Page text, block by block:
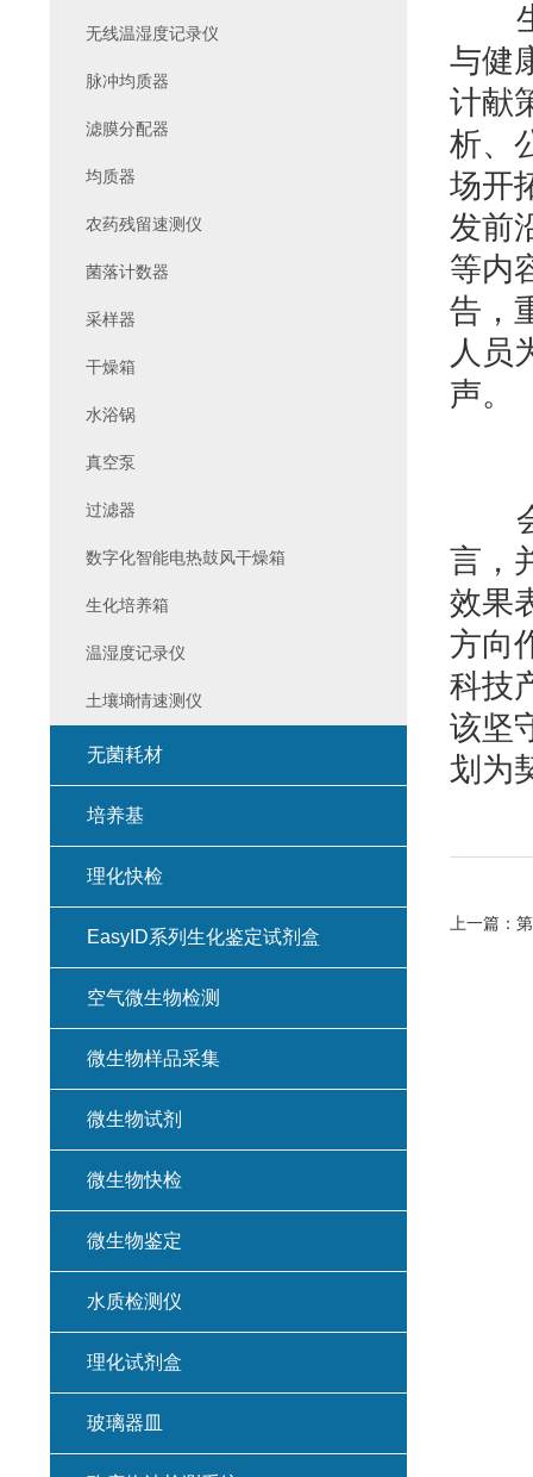
生
与健
计献
析、
场开
发前
等内
告，
人员
声。
会
言，
效果
方向
科技
该坚
划为
上一篇：
无线温湿度记录仪
脉冲均质器
滤膜分配器
均质器
农药残留速测仪
菌落计数器
采样器
干燥箱
水浴锅
真空泵
过滤器
数字化智能电热鼓风干燥箱
生化培养箱
温湿度记录仪
土壤墒情速测仪
无菌耗材
培养基
理化快检
EasyID系列生化鉴定试剂盒
空气微生物检测
微生物样品采集
微生物试剂
微生物快检
微生物鉴定
水质检测仪
理化试剂盒
玻璃器皿